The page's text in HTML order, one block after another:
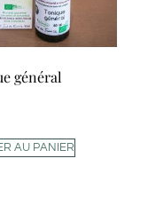
général
AU PANIER